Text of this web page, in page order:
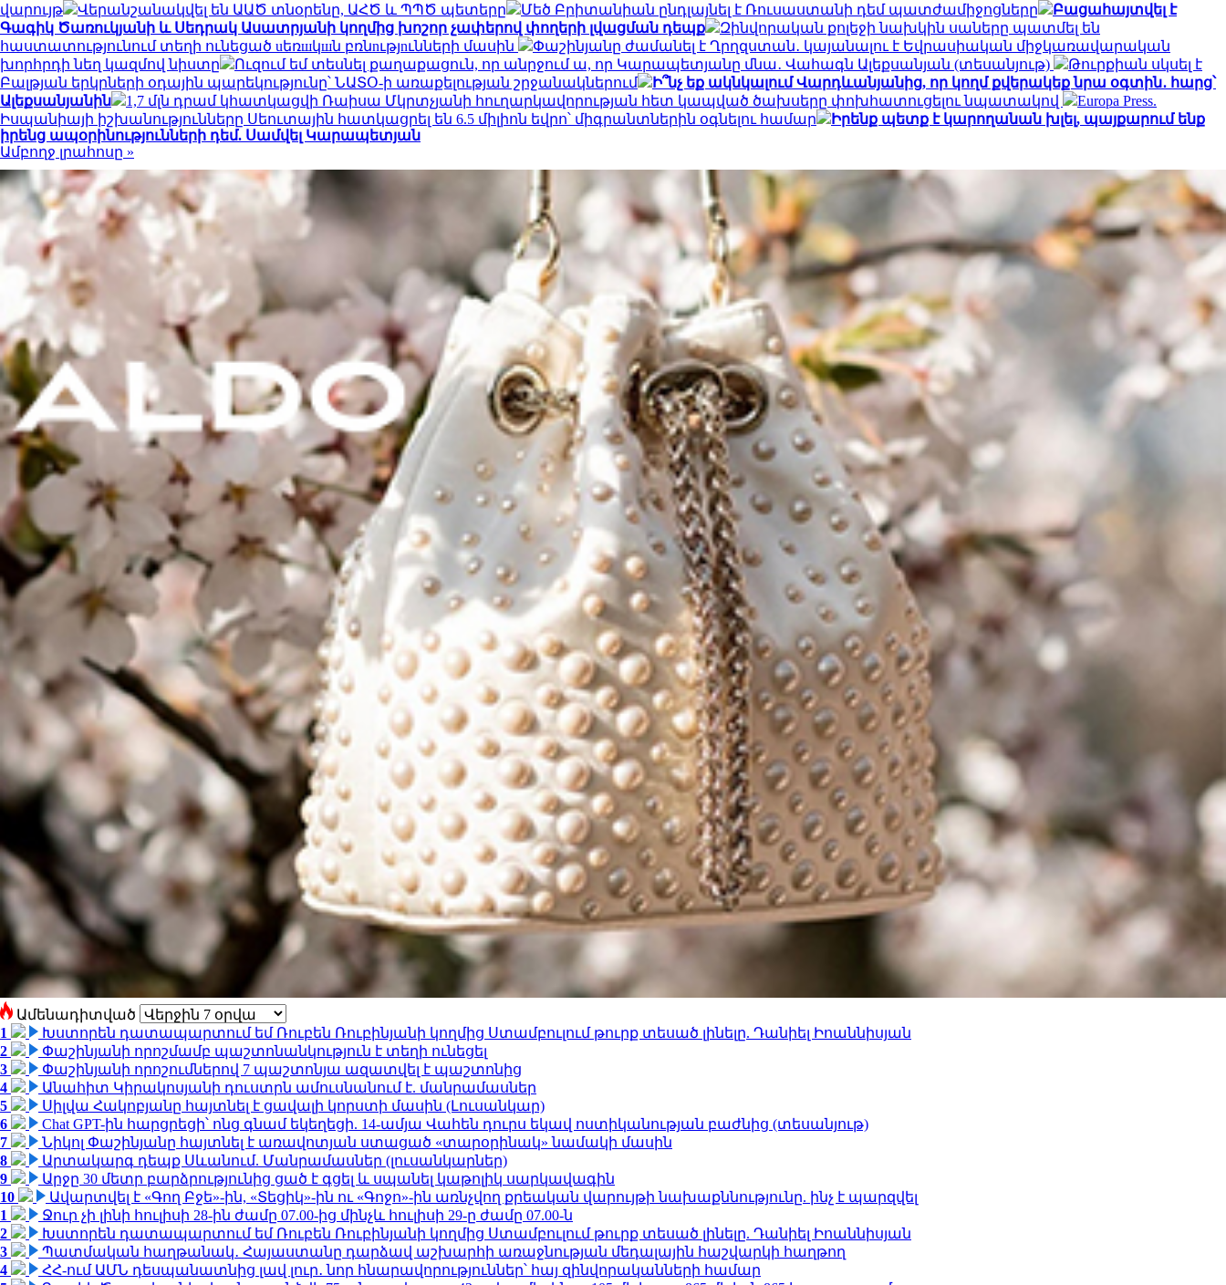
վարույթ
Վերանշանակվել են ԱԱԾ տնօրենը, ԱՀԾ և ՊՊԾ պետերը Մեծ Բրիտանիան ընդլայնել է Ռուսաստանի դեմ պատժամիջոցները
Բացահայտվել է
Գագիկ Ծառուկյանի և Սեդրակ Ասատրյանի կողմից խոշոր չափերով փողերի լվացման դեպք
Զինվորական քոլեջի նախկին սաները պատմել են
հաստատությունում տեղի ունեցած uեռшկшն բռնnւթյnւնների մասին
Փաշինյանը ժամանել է Ղրղզստան․ կայանալու է Եվրասիական միջկառավարական
խորհրդի նեղ կազմով նիստը
Ուզում եմ տեսնել քաղաքացուն, որ անրջում ա, որ Կարապետյանը մնա․ Վահագն Ալեքսանյան (տեսանյութ)
Թուրքիան սկսել է
Բալթյան երկրների օդային պարեկությունը՝ ՆԱՏՕ-ի առաքելության շրջանակներում
Ի՞նչ եք ակնկալում Վարդևանյանից, որ կողմ քվերակեք նրա օգտին․ հարց՝
Ալեքսանյանին
1,7 մլն դրամ կհատկացվի Ռաիսա Մկրտչյանի հուղարկավորության հետ կապված ծախսերը փոխհատուցելու նպատակով
Europa Press.
Իսպանիայի իշխանությունները Սեուտային հատկացրել են 6.5 միլիոն եվրո՝ միգրանտներին օգնելու համար
Իրենք պետք է կարողանան խլել, պայքարում ենք
իրենց ապօրինությունների դեմ. Սամվել Կարապետյան
Ամբողջ լրահոսը »
Ամենադիտված
1
Խստորեն դատապարտում եմ Ռուբեն Ռուբինյանի կողմից Ստամբուլում թուրք տեսած լինելը. Դանիել Իոաննիսյան
2
Փաշինյանի որոշմամբ պաշտոնանկություն է տեղի ունեցել
3
Փաշինյանի որոշումներով 7 պաշտոնյա ազատվել է պաշտոնից
4
Անահիտ Կիրակոսյանի դուստրն ամուսնանում է. մանրամասներ
5
Սիլվա Հակոբյանը հայտնել է ցավալի կորստի մասին (Լուսանկար)
6
Chat GPT-ին հարցրեցի՝ ոնց գնամ եկեղեցի. 14-ամյա Վահեն դուրս եկավ ոստիկանության բաժնից (տեսանյութ)
7
Նիկոլ Փաշինյանը հայտնել է առավոտյան ստացած «տարօրինակ» նամակի մասին
8
Արտակարգ դեպք Սևանում. Մանրամասներ (լուսանկարներ)
9
Արջը 30 մետր բարձրությունից ցած է գցել և սպանել կաթոլիկ սարկավագին
10
Ավարտվել է «Գող Բջե»-ին, «Տեցիկ»-ին ու «Գոջո»-ին առնչվող քրեական վարույթի նախաքննությունը. ինչ է պարզվել
1
Ջուր չի լինի հուլիսի 28-ին ժամը 07.00-ից մինչև հուլիսի 29-ը ժամը 07.00-ն
2
Խստորեն դատապարտում եմ Ռուբեն Ռուբինյանի կողմից Ստամբուլում թուրք տեսած լինելը. Դանիել Իոաննիսյան
3
Պատմական հաղթանակ․ Հայաստանը դարձավ աշխարհի առաջնության մեդալային հաշվարկի հաղթող
4
ՀՀ-ում ԱՄՆ դեսպանատնից լավ լուր․ նոր հնարավորություններ՝ հայ զինվորականների համար